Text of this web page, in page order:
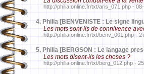
http://philia.online.fr/txt/aris_071.php -
4. Philia [BENVENISTE : Le signe
Les mots sont-ils de connivence
http://philia.online.fr/txt/benv_001.php -
5. Philia [BERGSON : Le langage
Les mots disent-ils les choses ?
http://philia.online.fr/txt/berg_012.php -